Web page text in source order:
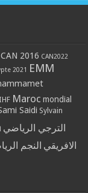
CAN 2016 CAN2022
2021 EMM
IHF Maroc mondial
Saidi Sylvain
الترجي الرياضي
الافريقي النجم